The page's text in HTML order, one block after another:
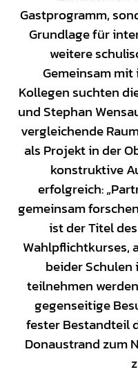
Gastprogramm,
Grundlage für
weitere
Gemeinsam
Kollegen suchten
und Stephan
vergleichende
als Projekt in der
konstruktive
erfolgreich:
gemeinsam
ist der Titel
Wahlpflichtkurses,
beider
teilnehmen
gegenseitige
fester Bestandteil
Donaustrand zum